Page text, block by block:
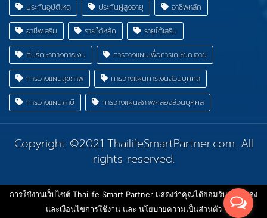
ประกันอุบัติเหตุ ประกันผู้สูงอายุ อาชีพหลัก
อาชีพเสริม รายได้หลัก รายได้เสริม
ที่ปรึกษาทางการเงิน การวางแผนเพื่อการเกษียณอายุ
การวางแผนสุขภาพ การวางแผนการเงินส่วนบุคคล
การวางแผนภาษี การวางแผนสภาพคล่องส่วนบุคคล
Copyright ©2021 ThailifeSmartPartner.com. All
rights reserved.
การใช้งานเว็บไซต์ Thailife Smart Partner แสดงว่าคุณได้ยอมรับ ข้อตกลง
และเงื่อนไขการใช้งาน และ นโยบายความเป็นส่วนตัว